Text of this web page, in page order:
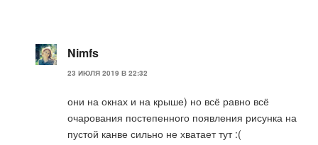
Nimfs
23 ИЮЛЯ 2019 В 22:32
они на окнах и на крыше) но всё равно всё
очарования постепенного появления рисунка на
пустой канве сильно не хватает тут :(